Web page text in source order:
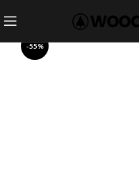
-55%